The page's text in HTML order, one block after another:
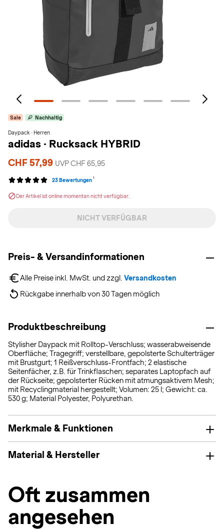
Sale Nachhaltig
Daypack · Herren
adidas · Rucksack HYBRID
CHF 57,99 UVP CHF 65,95
23 Bewertungen 1
Der Artikel ist online momentan nicht verfügbar.
NICHT VERFÜGBAR
Preis- & Versandinformationen
Alle Preise inkl. MwSt. und zzgl. Versandkosten
Rückgabe innerhalb von 30 Tagen möglich
Produktbeschreibung
Stylisher Daypack mit Rolltop-Verschluss; wasserabweisende
Oberfläche; Tragegriff; verstellbare, gepolsterte Schulterträger
mit Brustgurt; 1 Reißverschluss-Frontfach; 2 elastische
Seitenfächer, z.B. für Trinkflaschen; separates Laptopfach auf
der Rückseite; gepolsterter Rücken mit atmungsaktivem Mesh;
mit Recyclingmaterial hergestellt; Volumen: 25 l; Gewicht: ca.
530 g; Material Polyester, Polyurethan.
Merkmale & Funktionen
Material & Hersteller
Oft zusammen
angesehen